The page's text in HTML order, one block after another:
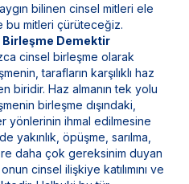
bilinen cinsel mitleri ele
bu mitleri çürüteceğiz.
Demektir
cinsel birleşme olarak
tarafların karşılıklı haz
biridir. Haz almanın tek yolu
birleşme dışındaki,
yönlerinin ihmal edilmesine
yakınlık, öpüşme, sarılma,
daha çok gereksinim duyan
cinsel ilişkiye katılımını ve